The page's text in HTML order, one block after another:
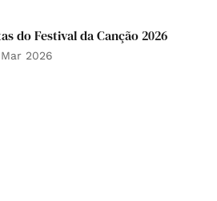
do Festival da Canção 2026
Mar 2026